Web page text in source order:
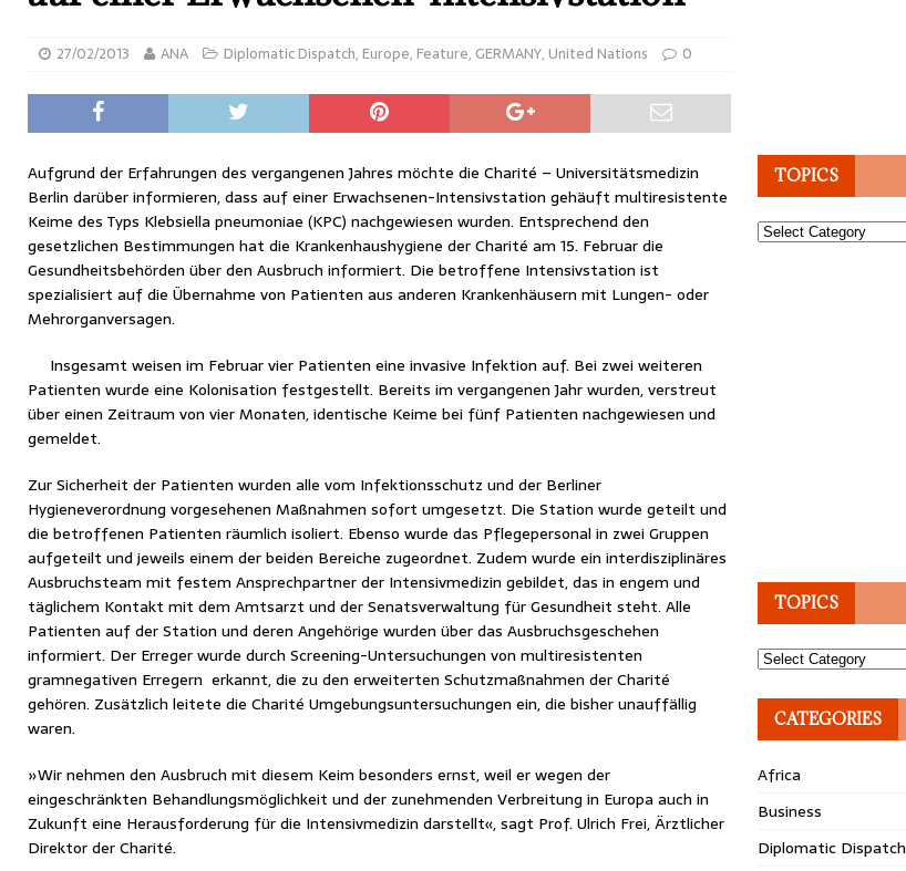
27/02/2013 ANA Diplomatic Dispatch, Europe, Feature, GERMANY, United Nations 0
Aufgrund der Erfahrungen des vergangenen Jahres möchte die Charité – Universitätsmedizin
Berlin darüber informieren, dass auf einer Erwachsenen-Intensivstation gehäuft multiresistente
Keime des Typs Klebsiella pneumoniae (KPC) nachgewiesen wurden. Entsprechend den
gesetzlichen Bestimmungen hat die Krankenhaushygiene der Charité am 15. Februar die
Gesundheitsbehörden über den Ausbruch informiert. Die betroffene Intensivstation ist
spezialisiert auf die Übernahme von Patienten aus anderen Krankenhäusern mit Lungen- oder
Mehrorganversagen.
Insgesamt weisen im Februar vier Patienten eine invasive Infektion auf. Bei zwei weiteren
Patienten wurde eine Kolonisation festgestellt. Bereits im vergangenen Jahr wurden, verstreut
über einen Zeitraum von vier Monaten, identische Keime bei fünf Patienten nachgewiesen und
gemeldet.
Zur Sicherheit der Patienten wurden alle vom Infektionsschutz und der Berliner
Hygieneverordnung vorgesehenen Maßnahmen sofort umgesetzt. Die Station wurde geteilt und
die betroffenen Patienten räumlich isoliert. Ebenso wurde das Pflegepersonal in zwei Gruppen
aufgeteilt und jeweils einem der beiden Bereiche zugeordnet. Zudem wurde ein interdisziplinäres
Ausbruchsteam mit festem Ansprechpartner der Intensivmedizin gebildet, das in engem und
täglichem Kontakt mit dem Amtsarzt und der Senatsverwaltung für Gesundheit steht. Alle
Patienten auf der Station und deren Angehörige wurden über das Ausbruchsgeschehen
informiert. Der Erreger wurde durch Screening-Untersuchungen von multiresistenten
gramnegativen Erregern erkannt, die zu den erweiterten Schutzmaßnahmen der Charité
gehören. Zusätzlich leitete die Charité Umgebungsuntersuchungen ein, die bisher unauffällig
waren.
»Wir nehmen den Ausbruch mit diesem Keim besonders ernst, weil er wegen der
eingeschränkten Behandlungsmöglichkeit und der zunehmenden Verbreitung in Europa auch in
Zukunft eine Herausforderung für die Intensivmedizin darstellt«, sagt Prof. Ulrich Frei, Ärztlicher
Direktor der Charité.
TOPICS
Topics
TOPICS
Topics
CATEGORIES
Africa
Business
Diplomatic Dispatch